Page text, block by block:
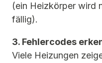
(ein Heizkörper wird
fällig).
3. Fehlercodes
Viele Heizungen